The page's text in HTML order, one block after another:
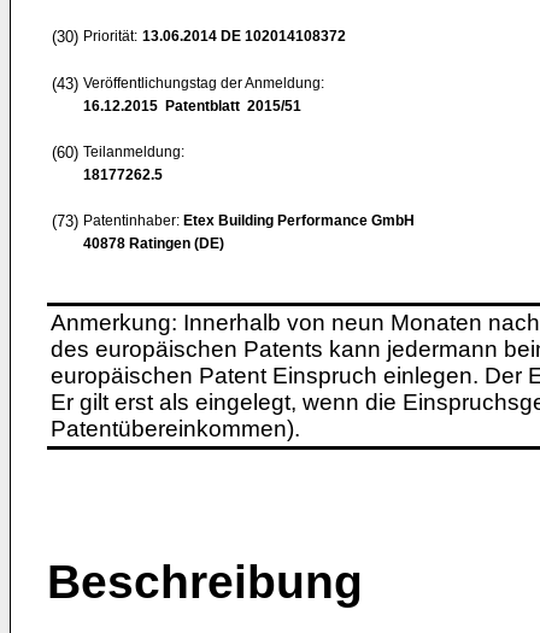
(30) Priorität: 13.06.2014 DE 102014108372
(43) Veröffentlichungstag der Anmeldung:
16.12.2015 Patentblatt 2015/51
(60) Teilanmeldung:
18177262.5
(73) Patentinhaber: Etex Building Performance GmbH
40878 Ratingen (DE)
Anmerkung: Innerhalb von neun Monaten
des europäischen Patents kann jedermann
europäischen Patent Einspruch einlegen. Der
Er gilt erst als eingelegt, wenn die
Patentübereinkommen).
Beschreibung